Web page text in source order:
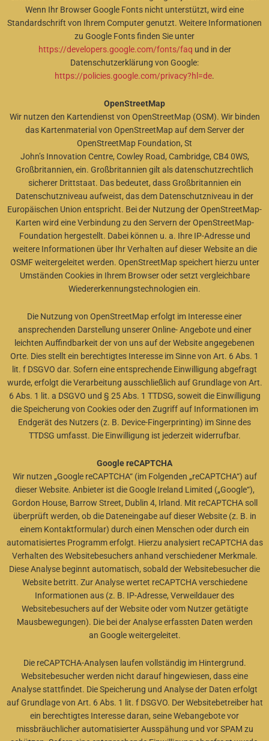
Wenn Ihr Browser Google Fonts nicht unterstützt, wird eine
Standardschrift von Ihrem Computer genutzt. Weitere Informationen
zu Google Fonts finden Sie unter
https://developers.google.com/fonts/faq und in der
Datenschutzerklärung von Google:
https://policies.google.com/privacy?hl=de.
OpenStreetMap
Wir nutzen den Kartendienst von OpenStreetMap (OSM). Wir binden
das Kartenmaterial von OpenStreetMap auf dem Server der
OpenStreetMap Foundation, St
John’s Innovation Centre, Cowley Road, Cambridge, CB4 0WS,
Großbritannien, ein. Großbritannien gilt als datenschutzrechtlich
sicherer Drittstaat. Das bedeutet, dass Großbritannien ein
Datenschutzniveau aufweist, das dem Datenschutzniveau in der
Europäischen Union entspricht. Bei der Nutzung der OpenStreetMap-
Karten wird eine Verbindung zu den Servern der OpenStreetMap-
Foundation hergestellt. Dabei können u. a. Ihre IP-Adresse und
weitere Informationen über Ihr Verhalten auf dieser Website an die
OSMF weitergeleitet werden. OpenStreetMap speichert hierzu unter
Umständen Cookies in Ihrem Browser oder setzt vergleichbare
Wiedererkennungstechnologien ein.
Die Nutzung von OpenStreetMap erfolgt im Interesse einer
ansprechenden Darstellung unserer Online- Angebote und einer
leichten Auffindbarkeit der von uns auf der Website angegebenen
Orte. Dies stellt ein berechtigtes Interesse im Sinne von Art. 6 Abs. 1
lit. f DSGVO dar. Sofern eine entsprechende Einwilligung abgefragt
wurde, erfolgt die Verarbeitung ausschließlich auf Grundlage von Art.
6 Abs. 1 lit. a DSGVO und § 25 Abs. 1 TTDSG, soweit die Einwilligung
die Speicherung von Cookies oder den Zugriff auf Informationen im
Endgerät des Nutzers (z. B. Device-Fingerprinting) im Sinne des
TTDSG umfasst. Die Einwilligung ist jederzeit widerrufbar.
Google reCAPTCHA
Wir nutzen „Google reCAPTCHA“ (im Folgenden „reCAPTCHA“) auf
dieser Website. Anbieter ist die Google Ireland Limited („Google“),
Gordon House, Barrow Street, Dublin 4, Irland. Mit reCAPTCHA soll
überprüft werden, ob die Dateneingabe auf dieser Website (z. B. in
einem Kontaktformular) durch einen Menschen oder durch ein
automatisiertes Programm erfolgt. Hierzu analysiert reCAPTCHA das
Verhalten des Websitebesuchers anhand verschiedener Merkmale.
DieseAnalyse beginnt automatisch, sobald der Websitebesucher die
Website betritt. Zur Analyse wertet reCAPTCHA verschiedene
Informationen aus (z. B. IP-Adresse, Verweildauer des
Websitebesuchers auf derWebsite oder vom Nutzer getätigte
Mausbewegungen). Die bei der Analyse erfassten Daten werden
an Google weitergeleitet.
Die reCAPTCHA-Analysen laufen vollständig im Hintergrund.
Websitebesucher werden nicht darauf hingewiesen, dass eine
Analyse stattfindet. Die Speicherung und Analyse der Daten erfolgt
auf Grundlage von Art. 6 Abs. 1 lit. f DSGVO. Der Websitebetreiber hat
ein berechtigtes Interesse daran, seine Webangebote vor
missbräuchlicher automatisierter Ausspähung und vor SPAM zu